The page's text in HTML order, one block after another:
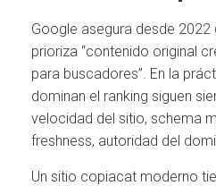
Google asegura desde 2022
prioriza “contenido original
para buscadores”. En la
dominan el ranking siguen
velocidad del sitio, schema
freshness, autoridad del
Un sitio copiacat moderno